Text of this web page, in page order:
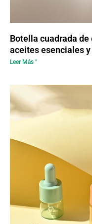
Botella cuadrada
aceites esenciales
Leer Más "